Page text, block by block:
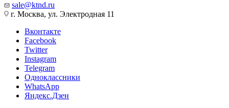
sale@ktnd.ru
г. Москва, ул. Электродная 11
Вконтакте
Facebook
Twitter
Instagram
Telegram
Одноклассники
WhatsApp
Яндекс.Дзен